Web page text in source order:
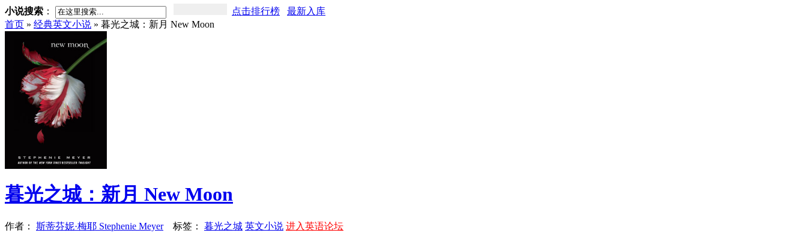
小说搜索 ： 点击排行榜
最新入库
首页 » 经典英文小说 » 暮光之城：新月 New Moon
暮光之城：新月 New Moon
作者： 斯蒂芬妮·梅耶 Stephenie Meyer标签： 暮光之城 英文小说 进入英语论坛